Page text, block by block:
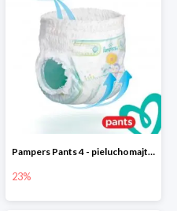
Pampers Pants 4 - pieluchomajtki dla dzieci (9-15kg)
23%